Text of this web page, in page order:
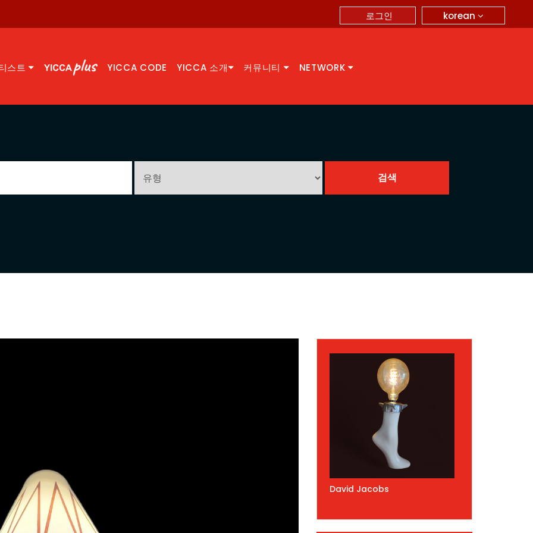
korean
로그인
스트 YICCA CODE YICCA 소개 커뮤니티 NETWORK
David Jacobs